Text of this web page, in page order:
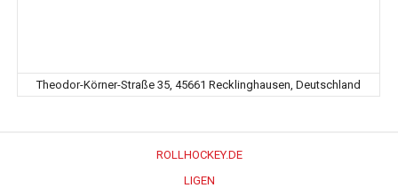
Theodor-Körner-Straße 35, 45661 Recklinghausen, Deutschland
ROLLHOCKEY.DE
LIGEN